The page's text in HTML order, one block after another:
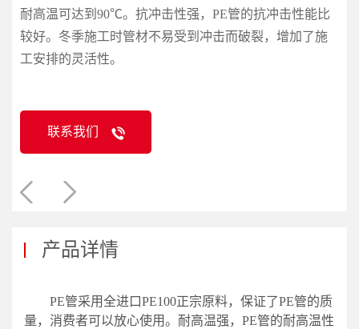
耐高温可达到90℃。抗冲击性强，PE管的抗冲击性能比
较好。冬季施工时管材不易受到冲击而破裂，增加了施
工安排的灵活性。
联系我们
产品详情
PE管采用全进口PE100正宗原料，保证了PE管的质
量，消费者可以放心使用。耐高温强，PE管的耐高温性